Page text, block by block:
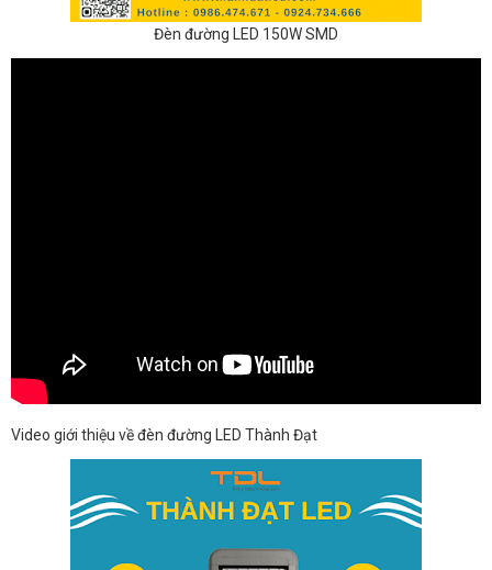
Đèn đường LED 150W SMD
Video giới thiệu về đèn đường LED Thành Đạt